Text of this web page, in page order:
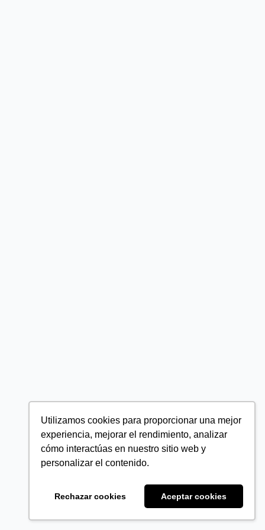
Utilizamos cookies para proporcionar una mejor
experiencia, mejorar el rendimiento, analizar
cómo interactúas en nuestro sitio web y
personalizar el contenido.
Rechazar cookies Aceptar cookies